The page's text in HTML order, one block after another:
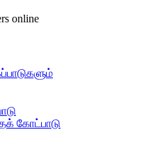
online
கோட்பாடு